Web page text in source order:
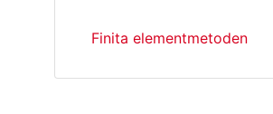
Finita elementmetoden